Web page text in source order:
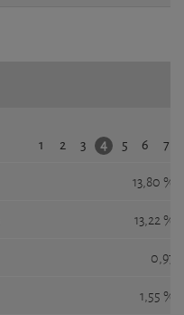
1 2 3 4 5 6 7
13,80 %
13,22 %
0,97
1,55 %